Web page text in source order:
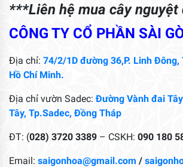
***Liên hệ mua cây nguyệt
CÔNG TY CỔ PHẦN SÀI
Địa chỉ: 74/2/1D đường 36,P. Linh Đông,
Hồ Chí Minh.
Địa chỉ vườn Sadec:Đường Vành đai
Tây, Tp.Sadec, Đồng Tháp
ĐT: (028) 3720 3389 – CSKH: 090 180
Email: saigonhoa@gmail.com /